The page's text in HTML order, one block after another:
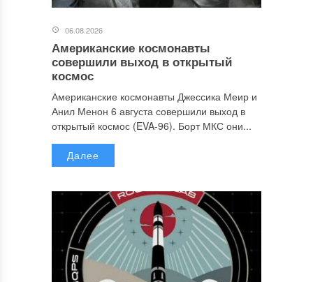
06.08.2026
Американские космонавты
совершили выход в открытый
космос
Американские космонавты Джессика Меир и
Анил Менон 6 августа совершили выход в
открытый космос (EVA-96). Борт МКС они...
Далее